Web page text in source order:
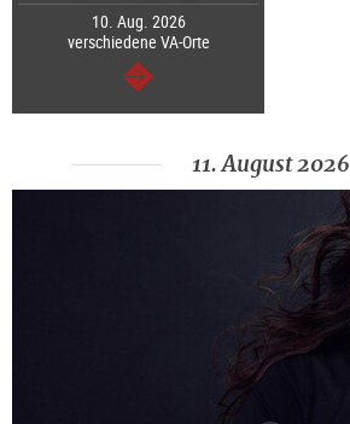
10. Aug. 2026
verschiedene VA-Orte
weiter
11. August 2026